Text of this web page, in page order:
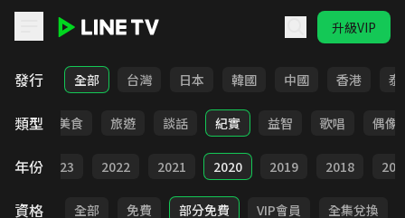
升級VIP
LINE TV - 綜藝
發行 全部 台灣 日本 韓國 中國 香港 泰
類型
選秀 美食 旅遊 談話 紀實 益智 歌唱 偶像
年份 2023 2022 2021 2020 2019 2018
資格 全部 免費 部分免費 VIP會員 全集兌換